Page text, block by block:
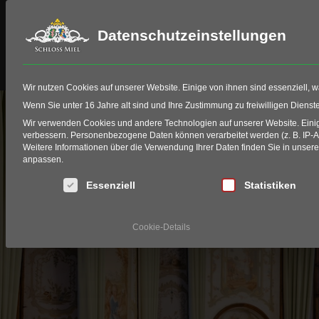
HIO Fitting Schloss Miel Golf
Datenschutzeinstellungen
Wir nutzen Cookies auf unserer Website. Einige von ihnen sind essenziell,
Wenn Sie unter 16 Jahre alt sind und Ihre Zustimmung zu freiwilligen
Wir verwenden Cookies und andere Technologien auf unserer Website.
verbessern. Personenbezogene Daten können verarbeitet werden (z. B.
Weitere Informationen über die Verwendung Ihrer Daten finden Sie in
anpassen.
Es folgt eine Liste der Service-Gruppen, für die eine
Essenziell Statistiken
Cookie-Details